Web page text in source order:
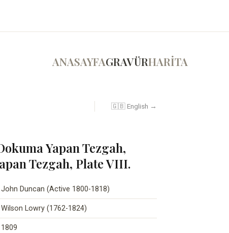
ANASAYFAGRAVÜRHARİTA
🇬🇧 English →
Yapan Tezgah,
Tezgah, Plate VIII.
John Duncan (Active 1800-1818)
Wilson Lowry (1762-1824)
1809